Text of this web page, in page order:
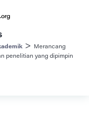
>
Merancang
penelitian yang dipimpin